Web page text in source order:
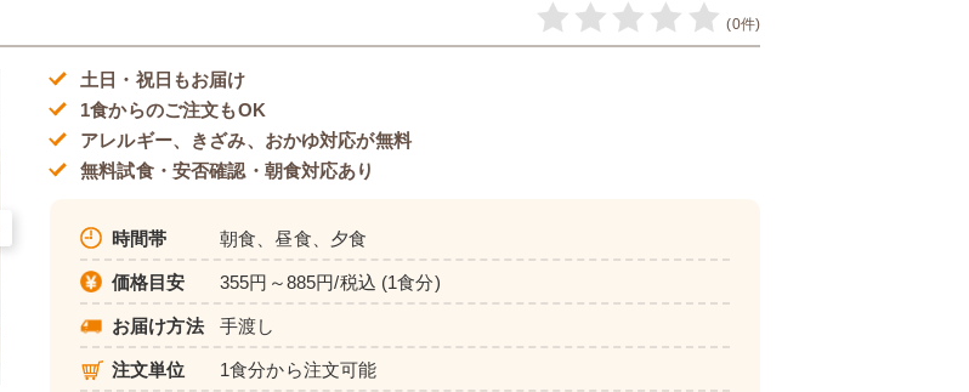
(0件)
土日・祝日もお届け
1食からのご注文もOK
アレルギー、きざみ、おかゆ対応が無料
無料試食・安否確認・朝食対応あり
時間帯 朝食、昼食、夕食
価格目安 355円～885円/税込 (1食分)
お届け方法 手渡し
注文単位 1食分から注文可能